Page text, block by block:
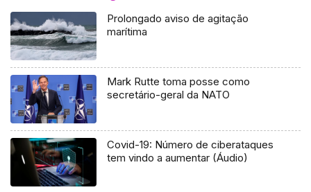
Prolongado aviso de agitação
marítima
Mark Rutte toma posse como
secretário-geral da NATO
Covid-19: Número de ciberataques
tem vindo a aumentar (Áudio)